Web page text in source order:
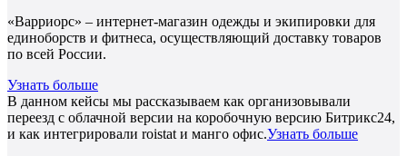
«Варриорс» – интернет-магазин одежды и экипировки для
единоборств и фитнеса, осуществляющий доставку товаров
по всей России.
Узнать больше
В данном кейсы мы рассказываем как организовывали
переезд с облачной версии на коробочную версию Битрикс24,
и как интегрировали roistat и манго офис.Узнать больше